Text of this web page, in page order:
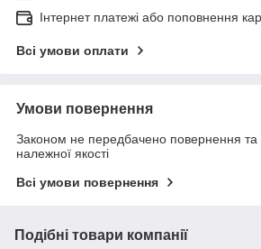
Інтернет платежі або поповнення
Всі умови оплати
Умови повернення
Законом не передбачено повернення та
належної якості
Всі умови повернення
Подібні товари компанії